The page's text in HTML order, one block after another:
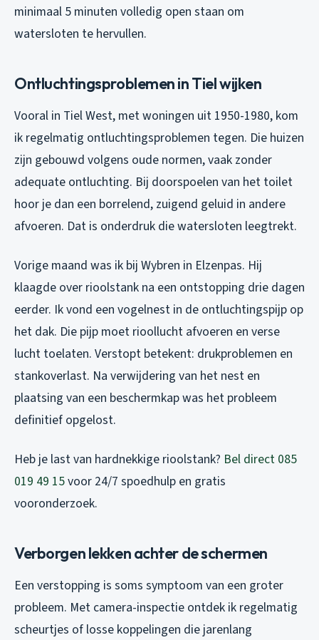
minimaal 5 minuten volledig open staan om
watersloten te hervullen.
Ontluchtingsproblemen in Tiel wijken
Vooral in Tiel West, met woningen uit 1950-1980, kom
ik regelmatig ontluchtingsproblemen tegen. Die huizen
zijn gebouwd volgens oude normen, vaak zonder
adequate ontluchting. Bij doorspoelen van het toilet
hoor je dan een borrelend, zuigend geluid in andere
afvoeren. Dat is onderdruk die watersloten leegtrekt.
Vorige maand was ik bij Wybren in Elzenpas. Hij
klaagde over rioolstank na een ontstopping drie dagen
eerder. Ik vond een vogelnest in de ontluchtingspijp op
het dak. Die pijp moet rioollucht afvoeren en verse
lucht toelaten. Verstopt betekent: drukproblemen en
stankoverlast. Na verwijdering van het nest en
plaatsing van een beschermkap was het probleem
definitief opgelost.
Heb je last van hardnekkige rioolstank? Bel direct 085
019 49 15voor 24/7 spoedhulp en gratis
vooronderzoek.
Verborgen lekken achter de schermen
Een verstopping is soms symptoom van een groter
probleem. Met camera-inspectie ontdek ik regelmatig
scheurtjes of losse koppelingen die jarenlang